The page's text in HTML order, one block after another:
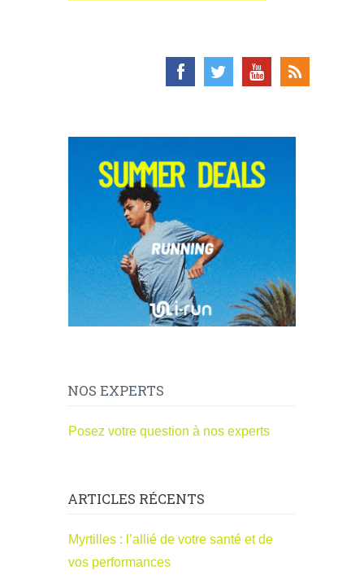
NOS EXPERTS
Posez votre question à nos experts
ARTICLES RÉCENTS
Myrtilles : l’allié de votre santé et de
vos performances